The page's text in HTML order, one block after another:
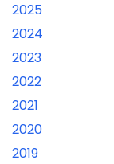
2025
2024
2023
2022
2021
2020
2019